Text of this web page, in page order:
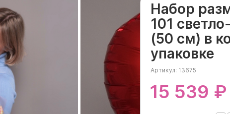
Набор
101
(50 см) в
упаковке
Артикул: 13675
15 539 ₽